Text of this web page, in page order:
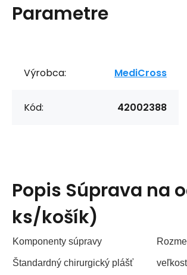
Parametre
Výrobca: MediCross
Kód: 42002388
Popis Súprava na
ks/košík)
Komponenty súpravy
Štandardný chirurgický plášť